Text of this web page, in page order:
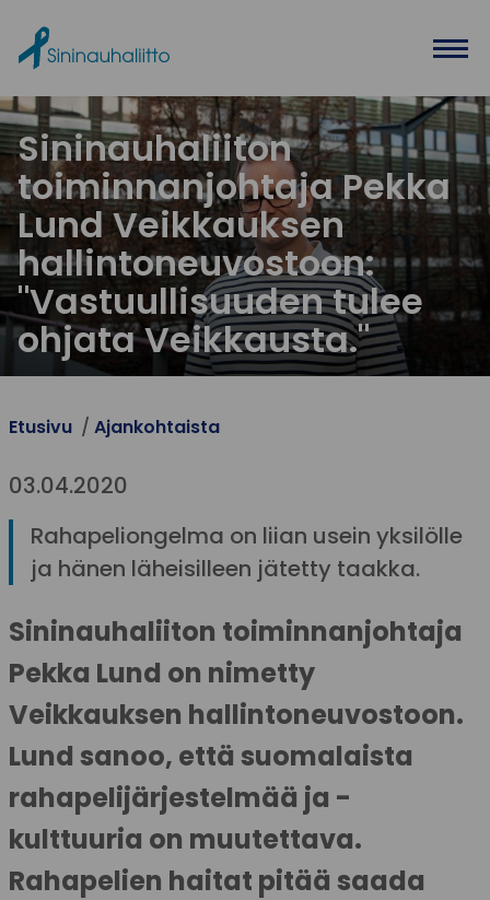
Sininauhaliiton
toiminnanjohtaja Pekka
Lund Veikkauksen
hallintoneuvostoon:
"Vastuullisuuden tulee
ohjata Veikkausta."
Etusivu Ajankohtaista
03.04.2020
Rahapeliongelma on liian usein yksilölle
ja hänen läheisilleen jätetty taakka.
Sininauhaliiton toiminnanjohtaja
Pekka Lund on nimetty
Veikkauksen hallintoneuvostoon.
Lund sanoo, että suomalaista
rahapelijärjestelmää ja -
kulttuuria on muutettava.
Rahapelien haitat pitää saada